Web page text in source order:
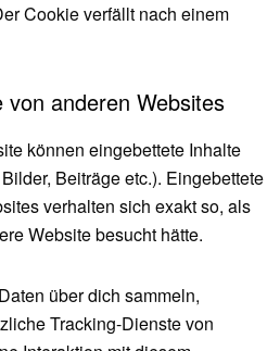
Cookie verfällt nach einem
anderen Websites
können eingebettete Inhalte
Beiträge etc.). Eingebettete
verhalten sich exakt so, als
Website besucht hätte.
über dich sammeln,
Tracking-Dienste von